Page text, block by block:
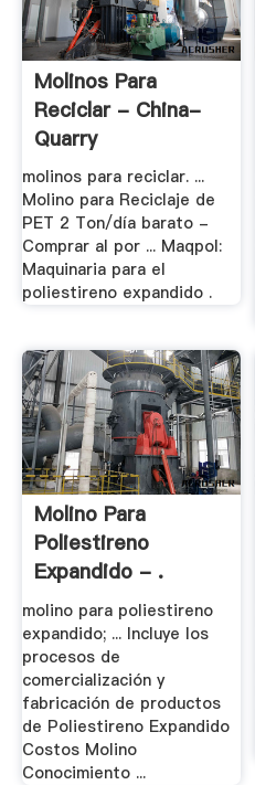
Molinos Para
Reciclar - China-
Quarry
molinos para reciclar. ...
Molino para Reciclaje de
PET 2 Ton/día barato -
Comprar al por ... Maqpol:
Maquinaria para el
poliestireno expandido .
Molino Para
Poliestireno
Expandido - .
molino para poliestireno
expandido; ... Incluye los
procesos de
comercialización y
fabricación de productos
de Poliestireno Expandido
Costos Molino
Conocimiento ...